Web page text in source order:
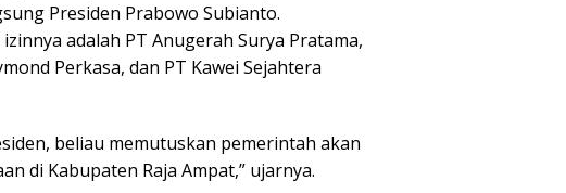
Presiden Prabowo Subianto.
adalah PT Anugerah Surya Pratama,
Perkasa, dan PT Kawei Sejahtera
beliau memutuskan pemerintah akan
di Kabupaten Raja Ampat,” ujarnya.